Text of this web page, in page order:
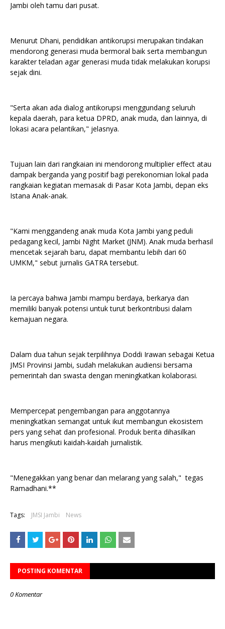
Jambi oleh tamu dari pusat.
Menurut Dhani, pendidikan antikorupsi merupakan tindakan
mendorong generasi muda bermoral baik serta membangun
karakter teladan agar generasi muda tidak melakukan korupsi
sejak dini.
"Serta akan ada dialog antikorupsi menggundang seluruh
kepala daerah, para ketua DPRD, anak muda, dan lainnya, di
lokasi acara pelantikan," jelasnya.
Tujuan lain dari rangkaian ini mendorong multiplier effect atau
dampak berganda yang positif bagi perekonomian lokal pada
rangkaian kegiatan memasak di Pasar Kota Jambi, depan eks
Istana Anak-anak.
"Kami menggandeng anak muda Kota Jambi yang peduli
pedagang kecil, Jambi Night Market (JNM). Anak muda berhasil
mencetak sejarah baru, dapat membantu lebih dari 60
UMKM," sebut jurnalis GATRA tersebut.
Ia percaya bahwa Jambi mampu berdaya, berkarya dan
memiliki banyak potensi untuk turut berkontribusi dalam
kemajuan negara.
Dalam dua tahun sejak terpilihnya Doddi Irawan sebagai Ketua
JMSI Provinsi Jambi, sudah melakukan audiensi bersama
pemerintah dan swasta dengan meningkatkan kolaborasi.
Mempercepat pengembangan para anggotannya
meningkatkan semangat untuk ikut membangun ekosistem
pers yang sehat dan profesional. Produk berita dihasilkan
harus mengikuti kaidah-kaidah jurnalistik.
"Menegakkan yang benar dan melarang yang salah," tegas
Ramadhani.**
Tags: JMSI Jambi News
POSTING KOMENTAR
0 Komentar